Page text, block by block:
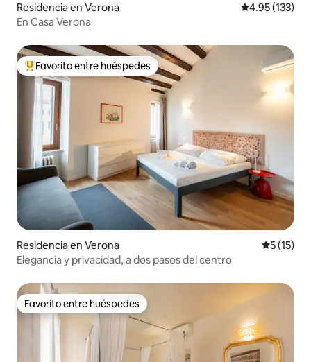
Residencia en Verona Calificación
4.95 (133)
En Casa Verona
De los mejores en Favorito entre huéspedes
Favorito entre huéspedes
Residencia en Verona
5 (15)
Elegancia y privacidad, a dos pasos del centro
Favorito entre huéspedes
Favorito entre huéspedes